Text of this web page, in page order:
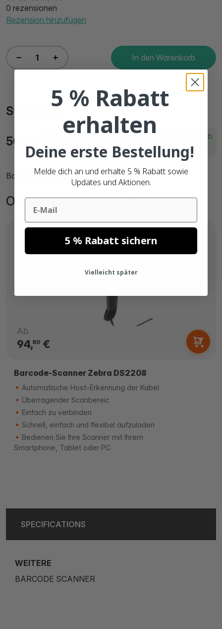
0 rezensionen
Rezension hinzufügen
In den Warenkorb
Stückpreis
50,
Lieferzeit innerhalb
von 4 Arbeitstagen
Barcode-Scanner Zebra LS1203
Oft zusammen gekauft
Ab
94,80€
Barcode-Scanner Zebra DS2208
Automatische Host-Erkennung der Kabel
Überragender Scanbereic
Einfach zu verbinden
Schnell, einfach und flexibel aufzuladen
Bedienen Sie Ihre Scanner mit Ihrem
Smartphone, Tablet oder PC
SPECIFICATIONS
WEITERE
BARCODE SCANNER
5 % Rabatt
erhalten
Deine erste Bestellung!
Melde dich an und erhalte 5 % Rabatt sowie
Updates und Aktionen.
Email
5 % Rabatt sichern
Vielleicht später